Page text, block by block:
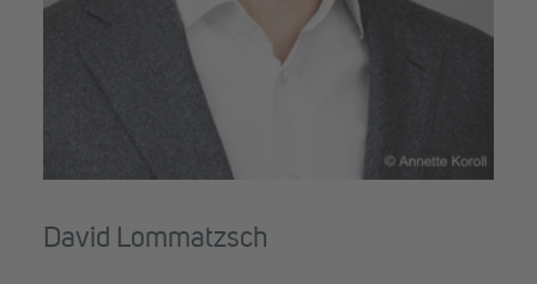
David Lommatzsch